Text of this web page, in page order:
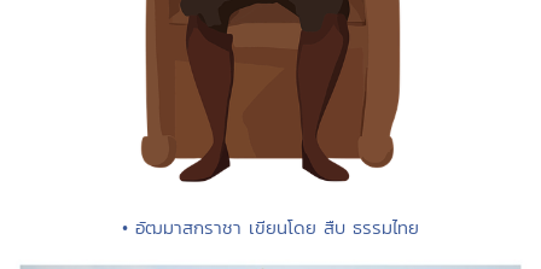
• อัฒมาสกราชา เขียนโดย สืบ ธรรมไทย